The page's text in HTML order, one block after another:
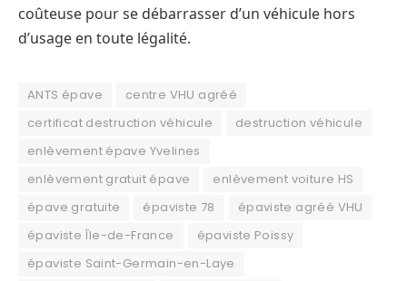
coûteuse pour se débarrasser d’un véhicule hors
d’usage en toute légalité.
ANTS épave
centre VHU agréé
certificat destruction véhicule
destruction véhicule
enlèvement épave Yvelines
enlèvement gratuit épave
enlèvement voiture HS
épave gratuite
épaviste 78
épaviste agréé VHU
épaviste Île-de-France
épaviste Poissy
épaviste Saint-Germain-en-Laye